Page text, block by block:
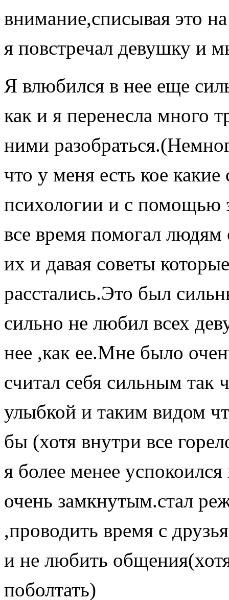
внимание,списывая это
я повстречал девушку и
Я влюбился в нее еще
как и я перенесла много
ними
что у меня есть кое
психологии и с помощью
все время помогал
их и давая советы
расстались.Это был
сильно не любил всех
нее ,как ее.Мне было
считал себя сильным так
улыбкой и таким видом
бы (хотя внутри все
я более менее
очень замкнутым.стал
,проводить время с
и не любить
поболтать)